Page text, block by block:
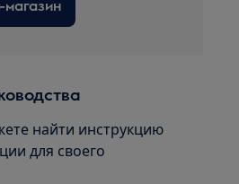
магазин
найти инструкцию
для своего